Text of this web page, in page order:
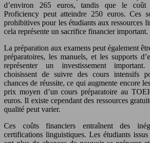
d’environ 265 euros, tandis que le
Proficiency peut atteindre 250 euros. Ces
prohibitives pour les étudiants aux ressources
cela représente un sacrifice financier important.
La préparation aux examens peut également
préparatoires, les manuels, et les supports
représenter un investissement
choisissent de suivre des cours intensifs
chances de réussite, ce qui augmente encore
prix moyen d’un cours préparatoire au
euros. Il existe cependant des ressources
qualité peut varier.
Ces coûts financiers entraînent des
certifications linguistiques. Les étudiants